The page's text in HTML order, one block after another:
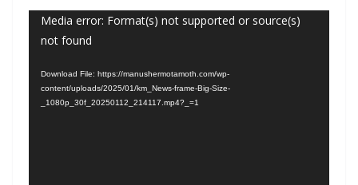
Video
Player
Media error: Format(s) not supported or source(s)
not found
Download File: https://manushermotamoth.com/wp-
content/uploads/2025/01/km_News-frame-Big-Size-
_1080p_30f_20250112_214117.mp4?_=1